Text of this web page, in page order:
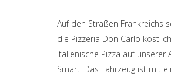
Auf den Straßen Frankreichs
die Pizzeria Don Carlo
italienische Pizza auf unserer
Smart. Das Fahrzeug ist mit